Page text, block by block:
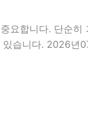
요합니다. 단순
습니다. 2026